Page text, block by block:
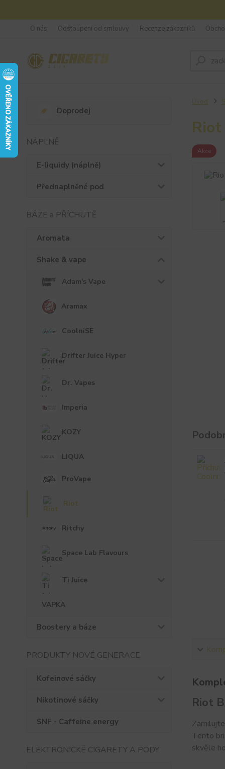
O nás Odstoupení od smlouvy Recenze zákazníků
Doprodej
NÁPLNĚ
E-liquidy (náplně)
Přednaplněné pod
BÁZE a PŘÍCHUTĚ
Aromata
Shake & vape
Adam's Vape
Aramax
CoolniSE
Drifter Juice Hyper
Dr. Vapes
Imperia
KOZY
LIQUA
ProVape
Riot
Ritchy
Space Lab Flavours
Ti Juice
VAPKA
Boostery a báze
PRODUKTY NOVÉ GENERACE
Kofeinové sáčky
Nikotinové sáčky
SNF - Caffeine energy
ELEKTRONICKÉ CIGARETY A PODY
Úvod
Riot
Akce
Riot
Tento
skvěle